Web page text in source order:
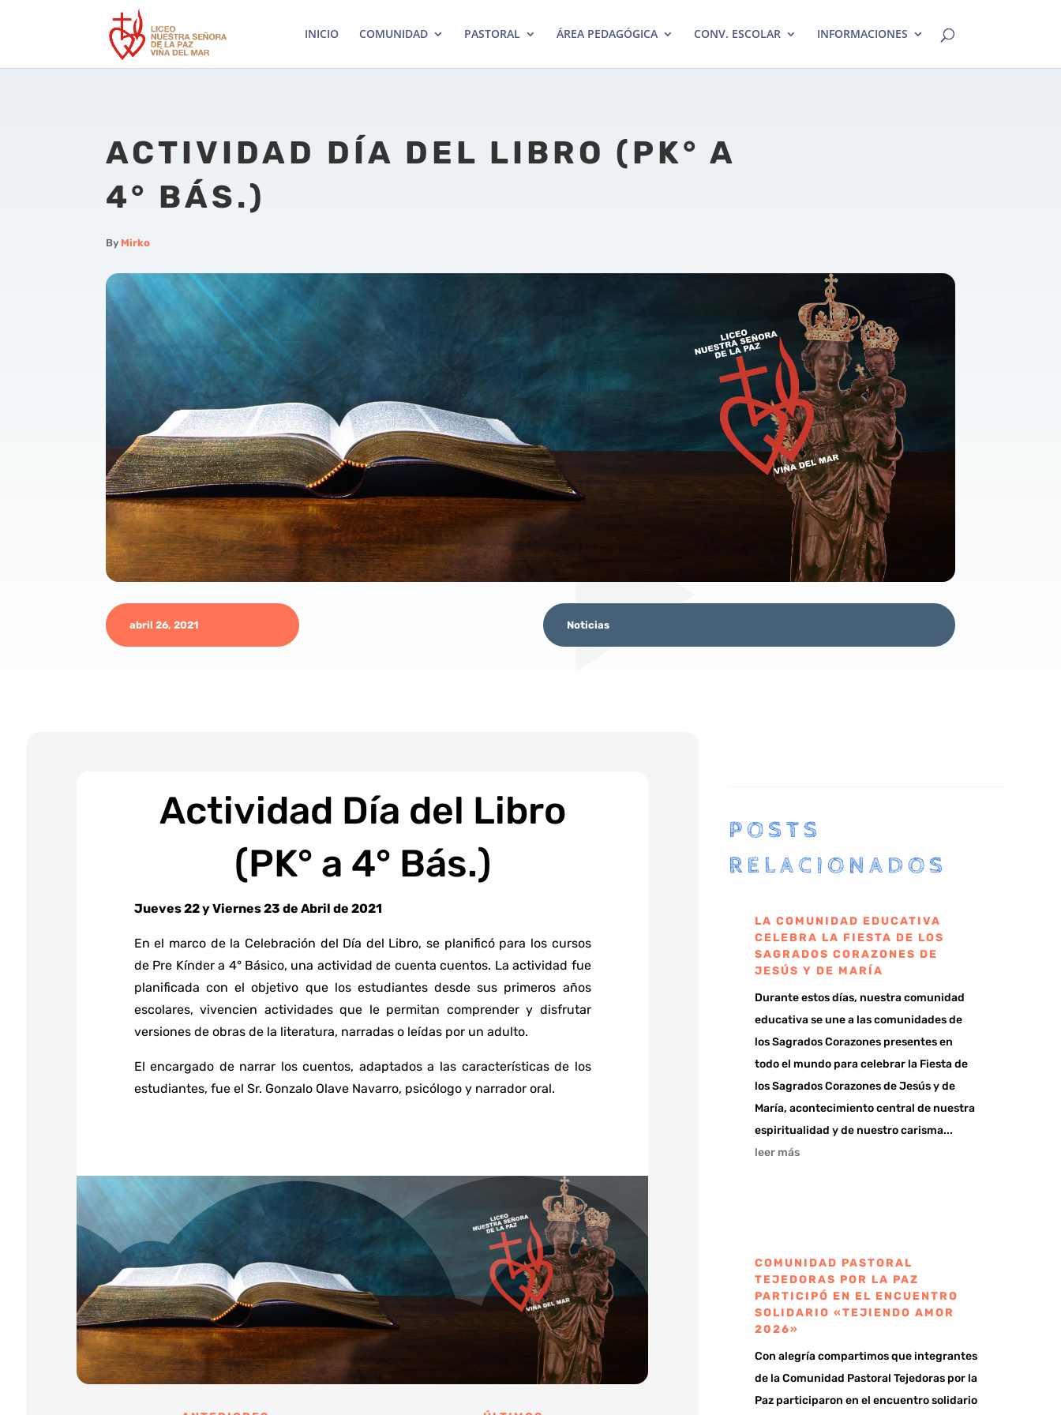
INICIO COMUNIDAD PASTORAL ÁREA PEDAGÓGICA CONV. ESCOLAR INFORMACIONES
ACTIVIDAD DÍA DEL LIBRO (PK° A
4° BÁS.)
By Mirko
abril 26, 2021 Noticias
Actividad Día del Libro
(PK° a 4° Bás.)
Jueves 22 y Viernes 23 de Abril de 2021
En el marco de la Celebración del Día del Libro, se planificó para los cursos
de Pre Kínder a 4° Básico, una actividad de cuenta cuentos. La actividad fue
planificada con el objetivo que los estudiantes desde sus primeros años
escolares, vivencien actividades que le permitan comprender y disfrutar
versiones de obras de la literatura, narradas o leídas por un adulto.
El encargado de narrar los cuentos, adaptados a las características de los
estudiantes, fue el Sr. Gonzalo Olave Navarro, psicólogo y narrador oral.
POSTS
RELACIONADOS
LA COMUNIDAD EDUCATIVA
CELEBRA LA FIESTA DE LOS
SAGRADOS CORAZONES DE
JESÚS Y DE MARÍA
Durante estos días, nuestra comunidad
educativa se une a las comunidades de
los Sagrados Corazones presentes en
todo el mundo para celebrar la Fiesta de
los Sagrados Corazones de Jesús y de
María, acontecimiento central de nuestra
espiritualidad y de nuestro carisma...
leer más
COMUNIDAD PASTORAL
TEJEDORAS POR LA PAZ
PARTICIPÓ EN EL ENCUENTRO
SOLIDARIO «TEJIENDO AMOR
2026»
Con alegría compartimos que integrantes
de la Comunidad Pastoral Tejedoras por la
Paz participaron en el encuentro solidario